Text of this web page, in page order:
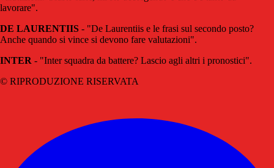
lavorare".
DE LAURENTIIS - "De Laurentiis e le frasi sul secondo posto?
Anche quando si vince si devono fare valutazioni".
INTER - "Inter squadra da battere? Lascio agli altri i pronostici".
© RIPRODUZIONE RISERVATA